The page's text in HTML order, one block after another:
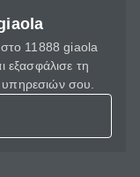
11888 giaola
εξασφάλισε τη
σου.